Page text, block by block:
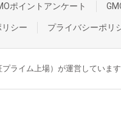
ポイントアンケート
シー プライバシーポリ
ライム上場）が運営しています